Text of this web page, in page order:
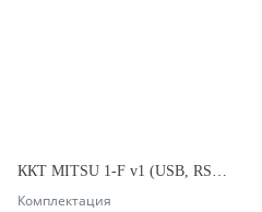
ККТ MITSU 1-F v1 (USB, RS-232, Ethernet)
Комплектация